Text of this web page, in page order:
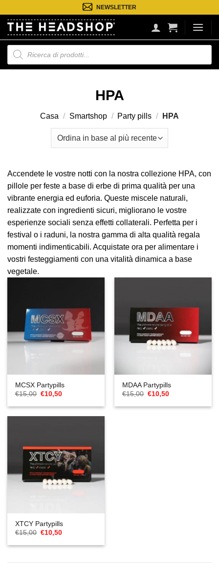
contenuti
NEWSLETTER
Ricerca
prodotti
HPA
Casa / Smartshop / Party pills / HPA
Accendete le vostre notti con la nostra collezione HPA, con
pillole per feste a base di erbe di prima qualità per una
vibrante energia ed euforia. Queste miscele naturali,
realizzate con ingredienti sicuri, migliorano le vostre
esperienze sociali senza effetti collaterali. Perfetta per i
festival o i raduni, la nostra gamma di alta qualità regala
momenti indimenticabili. Acquistate ora per alimentare i
vostri festeggiamenti con una vitalità dinamica a base
vegetale.
MCSX Partypills
€15,00 Il
originale
€10,50Il
attuale
MDAA Partypills
€15,00 Il
originale
€10,50Il
attuale
XTCY Partypills
€15,00 Il
originale
€10,50Il
attuale